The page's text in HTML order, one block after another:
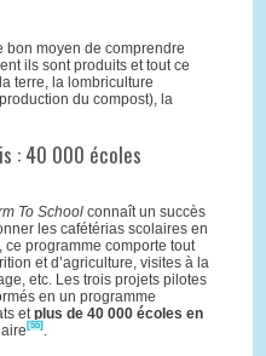
bon moyen de comprendre
ils sont produits et tout ce
terre, la lombriculture
du compost), la
: 40 000 écoles
To Schoolconnaît un succès
les cafétérias scolaires en
programme comporte tout
et d’agriculture, visites à la
etc. Les trois projets pilotes
en un programme
etplus de 40 000 écoles en
[55] .